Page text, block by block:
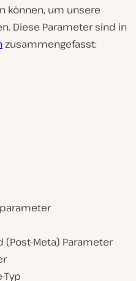
können, um unsere
Diese Parameter sind in
zusammengefasst:
Meta) Parameter
Typ